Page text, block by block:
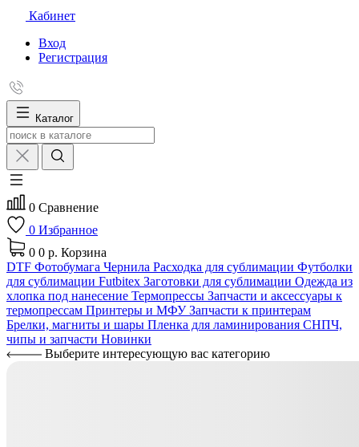
Кабинет
Вход
Регистрация
Каталог
0 Сравнение
0 Избранное
0 0 р. Корзина
DTF Фотобумага Чернила Расходка для сублимации Футболки
для сублимации Futbitex Заготовки для сублимации Одежда из
хлопка под нанесение Термопрессы Запчасти и аксессуары к
термопрессам Принтеры и МФУЗапчасти к принтерам
Брелки, магниты и шары Пленка для ламинирования СНПЧ,
чипы и запчасти Новинки
Выберите интересующую вас категорию